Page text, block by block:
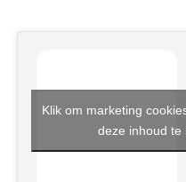
Klik om marketing
deze inhoud te